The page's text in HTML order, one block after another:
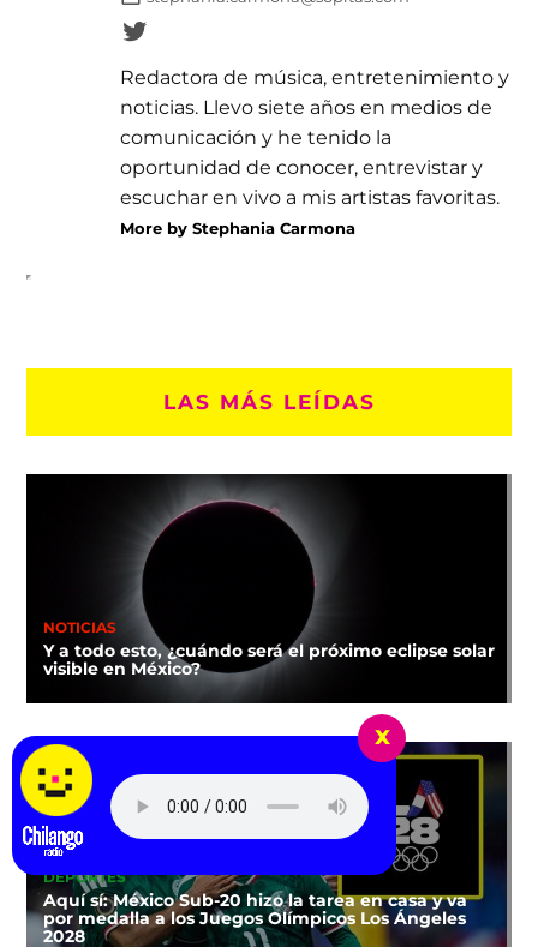
Redactora de música, entretenimiento y
noticias. Llevo siete años en medios de
comunicación y he tenido la
oportunidad de conocer, entrevistar y
escuchar en vivo a mis artistas favoritas.
More by Stephania Carmona
LAS MÁS LEÍDAS
NOTICIAS
Y a todo esto, ¿cuándo será el próximo eclipse solar
visible en México?
DEPORTES
Aquí sí: México Sub-20 hizo la tarea en casa y va
por medalla a los Juegos Olímpicos Los Ángeles
2028
x
Arctic Monkeys -